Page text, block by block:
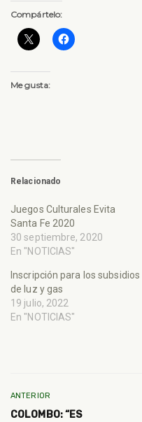
Compártelo:
Me gusta:
Relacionado
Juegos Culturales Evita
Santa Fe 2020
30 septiembre, 2020
En "NOTICIAS"
Inscripción para los subsidios
de luz y gas
19 julio, 2022
En "NOTICIAS"
ANTERIOR
COLOMBO: “ES